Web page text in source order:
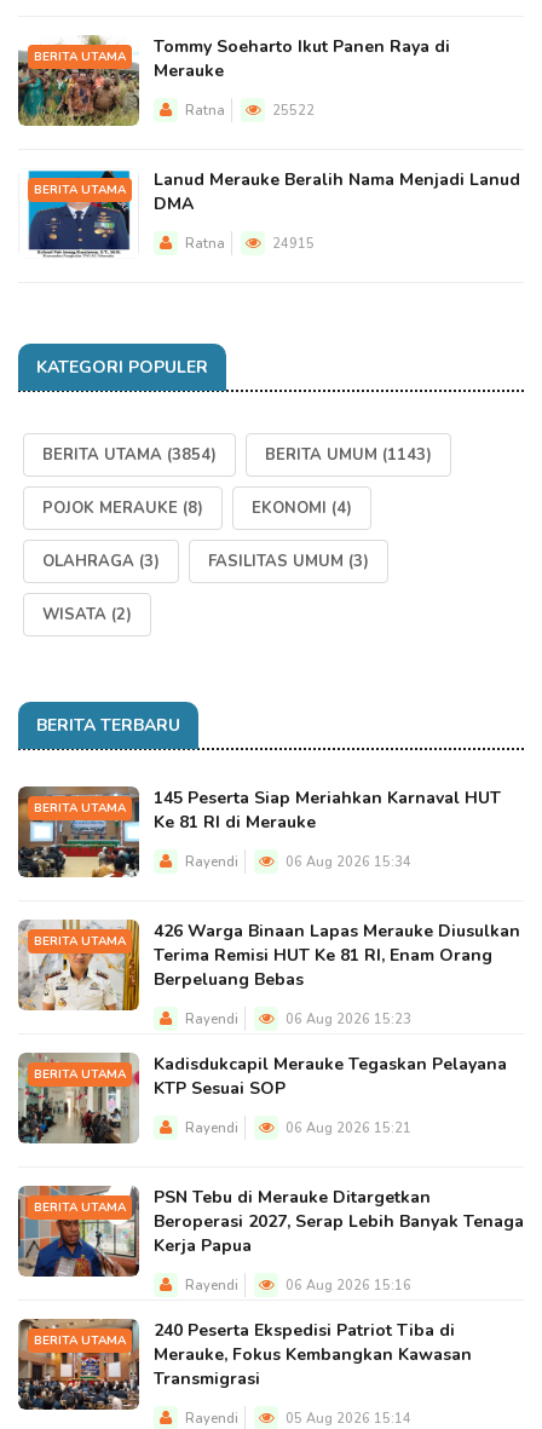
BERITA UTAMA
Tommy Soeharto Ikut Panen Raya di
Merauke
Ratna 25522
BERITA UTAMA
Lanud Merauke Beralih Nama Menjadi Lanud
DMA
Ratna 24915
KATEGORI POPULER
BERITA UTAMA (3854) BERITA UMUM (1143)
POJOK MERAUKE (8) EKONOMI (4)
OLAHRAGA (3) FASILITAS UMUM (3)
WISATA (2)
BERITA TERBARU
BERITA UTAMA
145 Peserta Siap Meriahkan Karnaval HUT
Ke 81 RI di Merauke
Rayendi 06 Aug 2026 15:34
BERITA UTAMA
426 Warga Binaan Lapas Merauke Diusulkan
Terima Remisi HUT Ke 81 RI, Enam Orang
Berpeluang Bebas
Rayendi 06 Aug 2026 15:23
BERITA UTAMA
Kadisdukcapil Merauke Tegaskan Pelayana
KTP Sesuai SOP
Rayendi 06 Aug 2026 15:21
BERITA UTAMA
PSN Tebu di Merauke Ditargetkan
Beroperasi 2027, Serap Lebih Banyak Tenaga
Kerja Papua
Rayendi 06 Aug 2026 15:16
BERITA UTAMA
240 Peserta Ekspedisi Patriot Tiba di
Merauke, Fokus Kembangkan Kawasan
Transmigrasi
Rayendi 05 Aug 2026 15:14